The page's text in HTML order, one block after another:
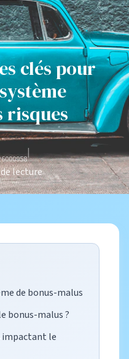
clés pour
risques
|
lecture
de bonus-malus
bonus-malus ?
impactant le